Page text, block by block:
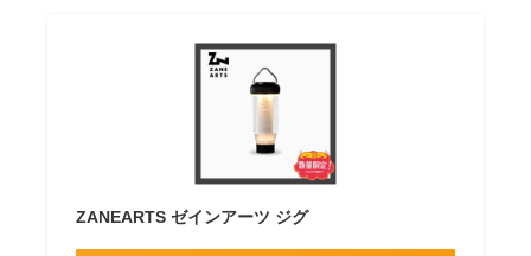
ZANEARTS ゼインアーツ ジグ